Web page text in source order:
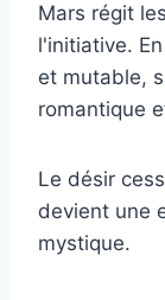
Mars régit
l'initiative.
et mutable,
romantique
Le désir
devient une
mystique.